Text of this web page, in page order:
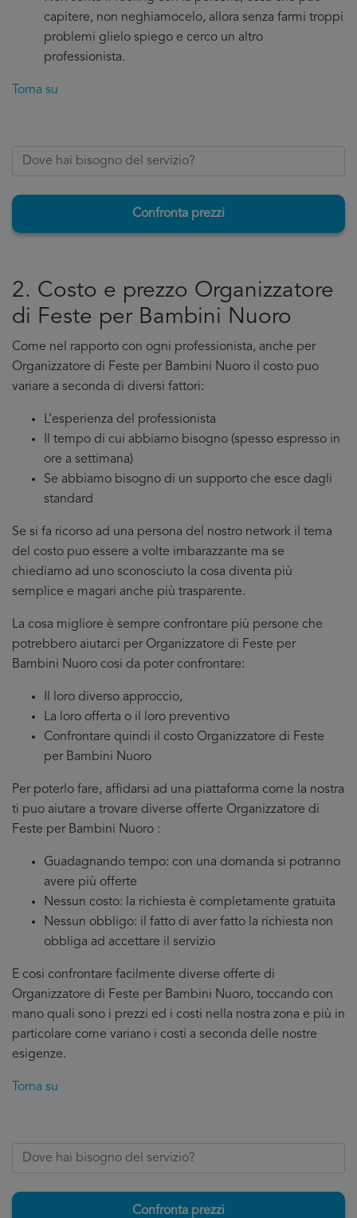
capitere, non neghiamocelo, allora senza farmi troppi
problemi glielo spiego e cerco un altro
professionista.
Torna su
Confronta prezzi
2. Costo e prezzo Organizzatore
di Feste per Bambini Nuoro
Come nel rapporto con ogni professionista, anche per
Organizzatore di Feste per Bambini Nuoro il costo puo
variare a seconda di diversi fattori:
L’esperienza del professionista
Il tempo di cui abbiamo bisogno (spesso espresso in
ore a settimana)
Se abbiamo bisogno di un supporto che esce dagli
standard
Se si fa ricorso ad una persona del nostro network il tema
del costo puo essere a volte imbarazzante ma se
chiediamo ad uno sconosciuto la cosa diventa più
semplice e magari anche più trasparente.
La cosa migliore è sempre confrontare più persone che
potrebbero aiutarci per Organizzatore di Feste per
Bambini Nuoro cosi da poter confrontare:
Il loro diverso approccio,
La loro offerta o il loro preventivo
Confrontare quindi il costo Organizzatore di Feste
per Bambini Nuoro
Per poterlo fare, affidarsi ad una piattaforma come la nostra
ti puo aiutare a trovare diverse offerte Organizzatore di
Feste per Bambini Nuoro :
Guadagnando tempo: con una domanda si potranno
avere più offerte
Nessun costo: la richiesta è completamente gratuita
Nessun obbligo: il fatto di aver fatto la richiesta non
obbliga ad accettare il servizio
E cosi confrontare facilmente diverse offerte di
Organizzatore di Feste per Bambini Nuoro, toccando con
mano quali sono i prezzi ed i costi nella nostra zona e più in
particolare come variano i costi a seconda delle nostre
esigenze.
Torna su
Confronta prezzi